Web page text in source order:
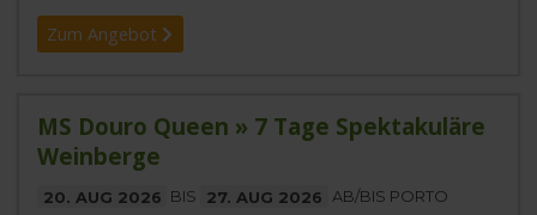
Zum Angebot
MS Douro Queen » 7 Tage Spektakuläre
Weinberge
20. AUG 2026 BIS 27. AUG 2026 AB/BIS PORTO